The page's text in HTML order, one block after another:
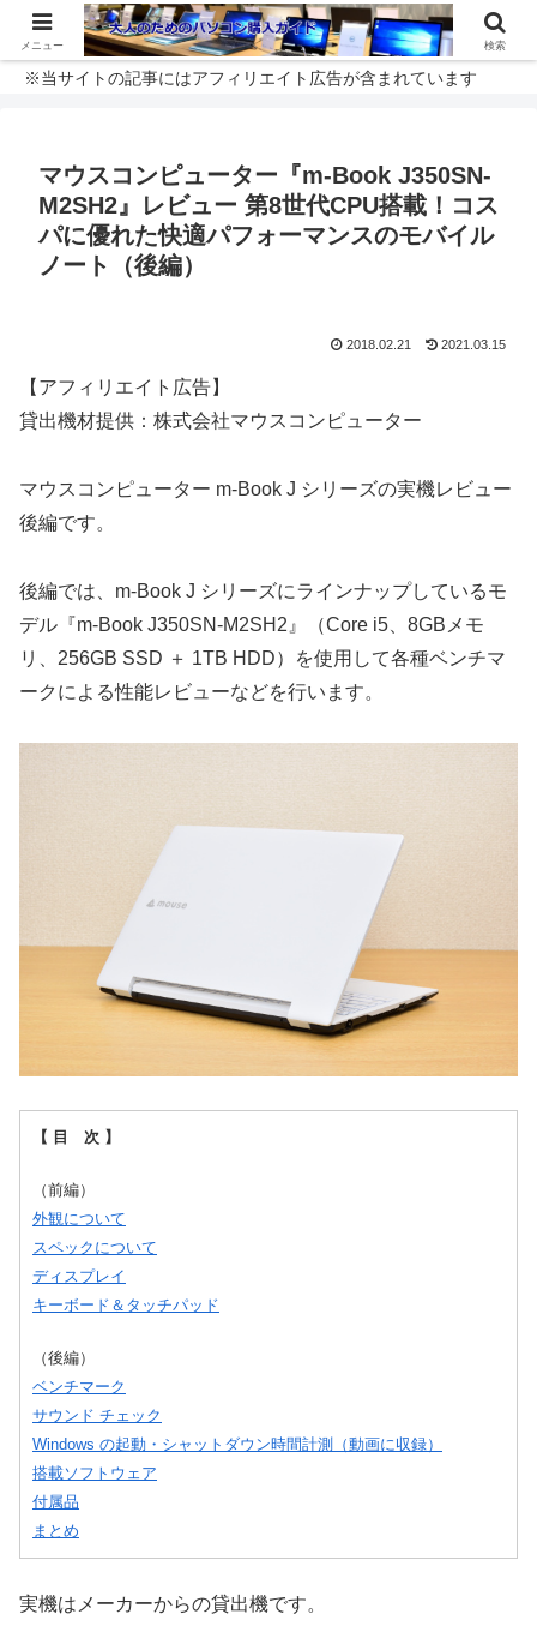
※当サイトの記事にはアフィリエイト広告が含まれています
マウスコンピューター『m-Book J350SN-
M2SH2』レビュー 第8世代CPU搭載！コス
パに優れた快適パフォーマンスのモバイル
ノート（後編）
2018.02.21 2021.03.15
【アフィリエイト広告】
貸出機材提供：株式会社マウスコンピューター
マウスコンピューター m-Book J シリーズの実機レビュー
後編です。
後編では、m-Book J シリーズにラインナップしているモ
デル『m-Book J350SN-M2SH2』（Core i5、8GBメモ
リ、256GB SSD ＋ 1TB HDD）を使用して各種ベンチマ
ークによる性能レビューなどを行います。
【 目 次 】
（前編）
外観について
スペックについて
ディスプレイ
キーボード＆タッチパッド
（後編）
ベンチマーク
サウンド チェック
Windows の起動・シャットダウン時間計測（動画に収録）
搭載ソフトウェア
付属品
まとめ
実機はメーカーからの貸出機です。
メニュー 検索